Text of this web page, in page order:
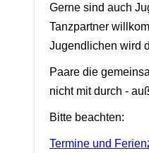
Gerne sind auch
Tanzpartner
Jugendlichen wird
Paare die
nicht mit durch -
Bitte beachten:
Termine und